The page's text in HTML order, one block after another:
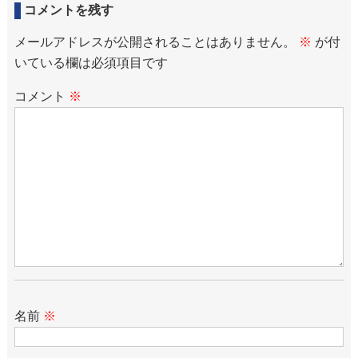
コメントを残す
メールアドレスが公開されることはありません。 ※ が付
いている欄は必須項目です
コメント ※
名前 ※